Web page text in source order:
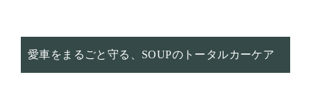
愛車をまるごと守る、SOUPのトータルカーケア